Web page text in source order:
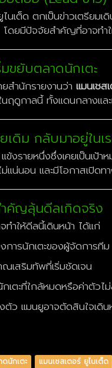
นเต็ด ตกเป็นข่าวเตรียม
ดยมีปัจจัยสำคัญที่อาจทำ
ขยับตลาดนักเตะ
สำนักรายงานว่า แมนเชส
ฤดูกาลนี้ ทั้งแดนกลางแล
เดิม กลับมาอยู่ในเ
แข้งรายหนึ่งซึ่งเคยเป็นเ
น่นอน และมีโอกาสเปิดทา
คัญลุ้นดีลเกิดจริง
ำให้ดีลนี้เดินหน้า ได้แก่
การนักเตะของผู้จัดการทีม
ณเสริมทัพที่เริ่มชัดเจน
ตะที่ใกล้หมดหรือค่าตัวไม่
ตัว แมนยูอาจตัดสินใจเดิ
ดนักเตะ แมนเชสเตอร์ ยูไนเต็ด